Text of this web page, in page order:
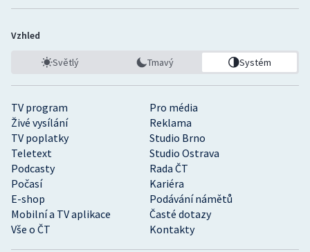
TV program
Pro média
Živé vysílání
Reklama
TV poplatky
Studio Brno
Teletext
Studio Ostrava
Podcasty
Rada ČT
Počasí
Kariéra
E-shop
Podávání námětů
Mobilní a TV aplikace
Časté dotazy
Vše o ČT
Kontakty
Vzhled
Světlý Tmavý Systém